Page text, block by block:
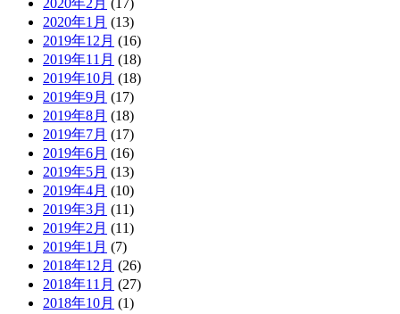
2020年2月 (17)
2020年1月 (13)
2019年12月 (16)
2019年11月 (18)
2019年10月 (18)
2019年9月 (17)
2019年8月 (18)
2019年7月 (17)
2019年6月 (16)
2019年5月 (13)
2019年4月 (10)
2019年3月 (11)
2019年2月 (11)
2019年1月 (7)
2018年12月 (26)
2018年11月 (27)
2018年10月 (1)